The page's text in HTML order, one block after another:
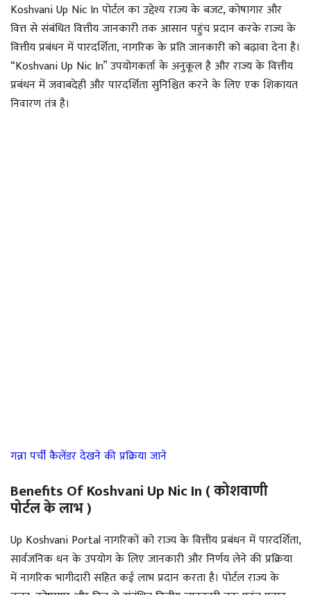
Koshvani Up Nic In पोर्टल का उद्देश्य राज्य के बजट, कोषागार और
वित्त से संबंधित वित्तीय जानकारी तक आसान पहुंच प्रदान करके राज्य के
वित्तीय प्रबंधन में पारदर्शिता, नागरिक के प्रति जानकारी को बढ़ावा देना है।
“Koshvani Up Nic In” उपयोगकर्ता के अनुकूल है और राज्य के वित्तीय
प्रबंधन में जवाबदेही और पारदर्शिता सुनिश्चित करने के लिए एक शिकायत
निवारण तंत्र है।
गन्ना पर्ची कैलेंडर देखने की प्रक्रिया जाने
Benefits Of Koshvani Up Nic In ( कोशवाणी
पोर्टल के लाभ )
Up Koshvani Portal नागरिकों को राज्य के वित्तीय प्रबंधन में पारदर्शिता,
सार्वजनिक धन के उपयोग के लिए जानकारी और निर्णय लेने की प्रक्रिया
में नागरिक भागीदारी सहित कई लाभ प्रदान करता है। पोर्टल राज्य के